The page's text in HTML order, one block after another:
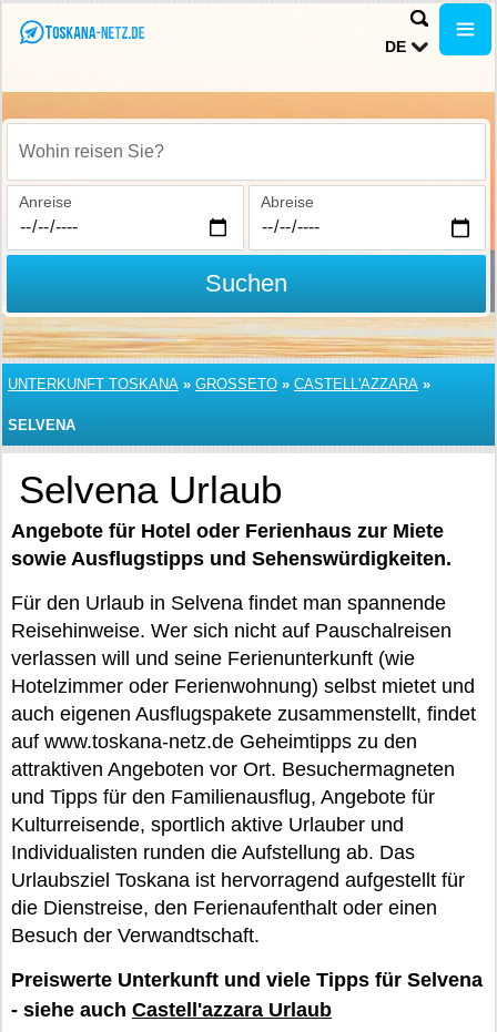
DE
Wohin reisen Sie?
Anreise Abreise
Suchen
UNTERKUNFT TOSKANA » GROSSETO » CASTELL'AZZARA »
SELVENA
Selvena Urlaub
Angebote für Hotel oder Ferienhaus zur Miete
sowie Ausflugstipps und Sehenswürdigkeiten.
Für den Urlaub in Selvena findet man spannende
Reisehinweise. Wer sich nicht auf Pauschalreisen
verlassen will und seine Ferienunterkunft (wie
Hotelzimmer oder Ferienwohnung) selbst mietet und
auch eigenen Ausflugspakete zusammenstellt, findet
auf www.toskana-netz.de Geheimtipps zu den
attraktiven Angeboten vor Ort. Besuchermagneten
und Tipps für den Familienausflug, Angebote für
Kulturreisende, sportlich aktive Urlauber und
Individualisten runden die Aufstellung ab. Das
Urlaubsziel Toskana ist hervorragend aufgestellt für
die Dienstreise, den Ferienaufenthalt oder einen
Besuch der Verwandtschaft.
Preiswerte Unterkunft und viele Tipps für Selvena
- siehe auch Castell'azzara Urlaub